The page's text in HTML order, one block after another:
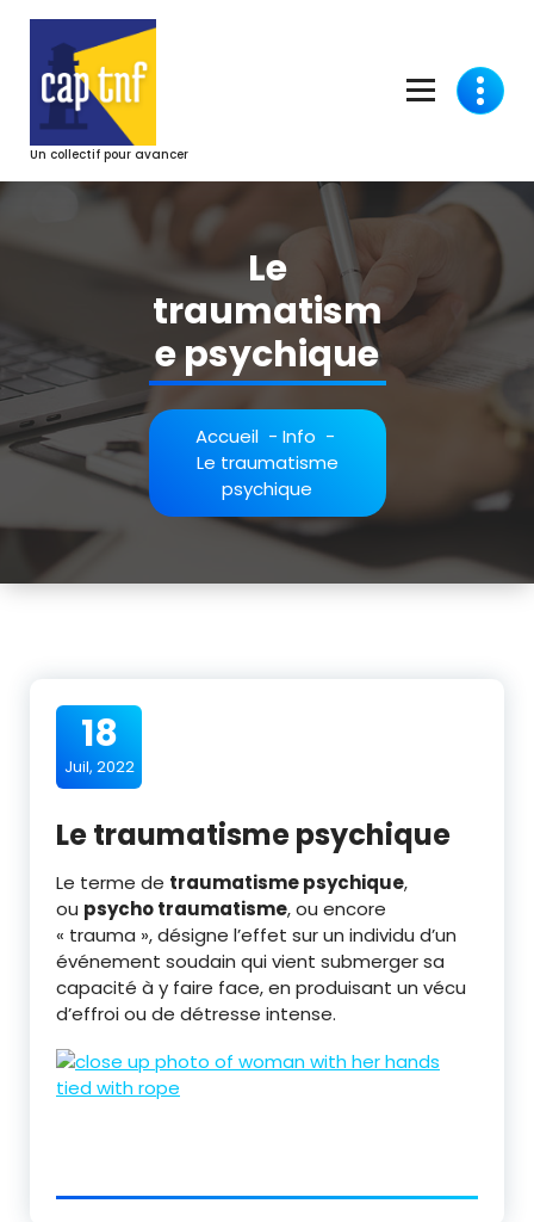
contenu
Un collectif pour avancer
Le
traumatism
e psychique
Accueil- Info -
Le traumatisme
psychique
18
Juil, 2022
Le traumatisme psychique
Le terme de traumatisme psychique,
ou psycho traumatisme, ou encore
« trauma », désigne l’effet sur un individu d’un
événement soudain qui vient submerger sa
capacité à y faire face, en produisant un vécu
d’effroi ou de détresse intense.